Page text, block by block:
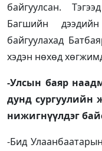
байгуулсан.
Багшийн
байгуулахад
хэдэн нөхөд
-Улсын баяр
дунд сургуулийн
нижигнүүлдэг
-Бид